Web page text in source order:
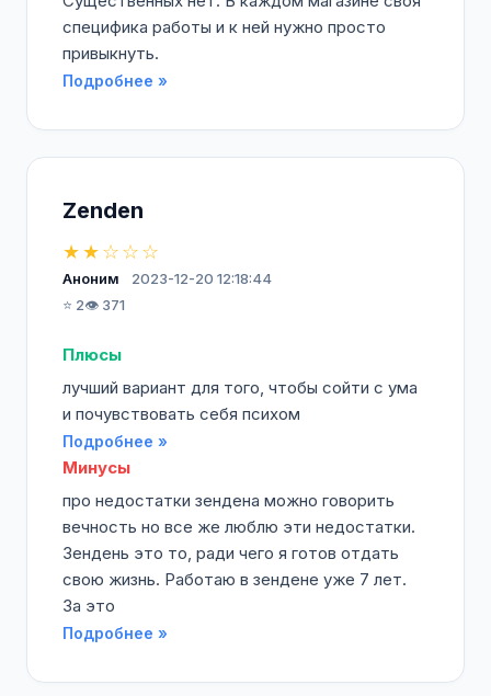
специфика работы и к ней нужно просто
привыкнуть.
Подробнее »
Zenden
★★☆☆☆
Аноним
2023-12-20 12:18:44
⭐ 2👁️ 371
Плюсы
лучший вариант для того, чтобы сойти с ума
и почувствовать себя психом
Подробнее »
Минусы
про недостатки зендена можно говорить
вечность но все же люблю эти недостатки.
Зендень это то, ради чего я готов отдать
свою жизнь. Работаю в зендене уже 7 лет.
За это
Подробнее »